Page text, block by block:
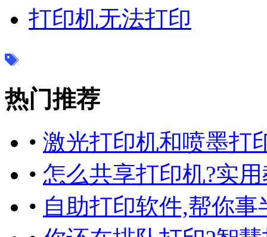
打印机无法打印
热门推荐
• 激光打印机和喷墨打
• 怎么共享打印机?实
• 自助打印软件,帮你事